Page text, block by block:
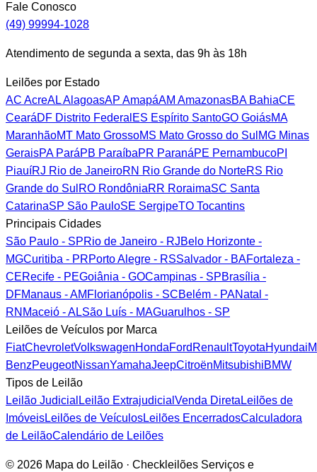
Fale Conosco
(49) 99994-1028
Atendimento de segunda a sexta, das 9h às 18h
Leilões por Estado
AC AcreALAlagoasAP AmapáAM AmazonasBABahiaCE
CearáDF Distrito Federal ES Espírito SantoGO GoiásMA
MaranhãoMT Mato GrossoMS Mato Grosso do Sul MG Minas
GeraisPAParáPB ParaíbaPR ParanáPE PernambucoPI
PiauíRJ Rio de JaneiroRN Rio Grande do NorteRS Rio
Grande do Sul RO RondôniaRR RoraimaSC Santa
CatarinaSP São PauloSE SergipeTO Tocantins
Principais Cidades
São Paulo - SPRio de Janeiro - RJBelo Horizonte -
MGCuritiba - PRPorto Alegre - RSSalvador - BAFortaleza -
CERecife - PEGoiânia - GOCampinas - SPBrasília -
DFManaus - AM Florianópolis - SCBelém - PANatal -
RN Maceió - ALSão Luís - MAGuarulhos - SP
Leilões de Veículos por Marca
FiatChevroletVolkswagenHondaFord RenaultToyotaHyundai
BenzPeugeotNissanYamahaJeepCitroënMitsubishiBMW
Tipos de Leilão
Leilão Judicial Leilão Extrajudicial Venda Direta Leilões de
ImóveisLeilões de VeículosLeilões EncerradosCalculadora
de LeilãoCalendário de Leilões
© 2026 Mapa do Leilão · Checkleilões Serviços e